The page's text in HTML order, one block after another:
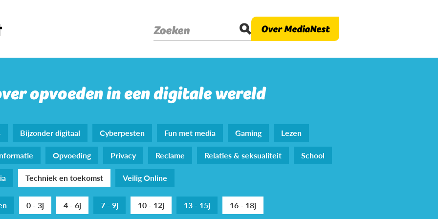
Zoeken Over MediaNest
opvoeden in een digitale wereld
Bijzonder digitaal Cyberpesten Fun met media Gaming
Lezen
Opvoeding Privacy Reclame Relaties & seksualiteit
School
Techniek en toekomst Veilig Online
0 - 3j 4 - 6j 7 - 9j 10 - 12j 13 - 15j 16 - 18j